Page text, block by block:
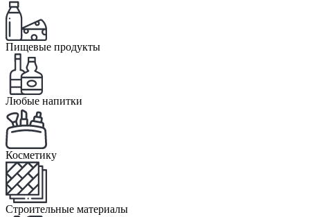
Пищевые продукты
Любые напитки
Косметику
Строительные материалы